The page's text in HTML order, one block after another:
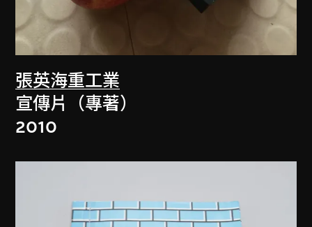
張英海重工業
宣傳片（專著）
2010